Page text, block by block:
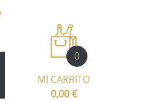
0
MI CARRITO
0,00 €